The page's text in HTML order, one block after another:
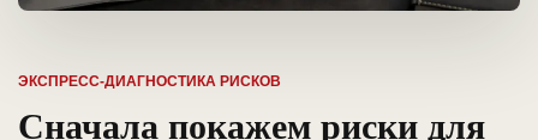
ЭКСПРЕСС-ДИАГНОСТИКА РИСКОВ
Сначала покажем риски для